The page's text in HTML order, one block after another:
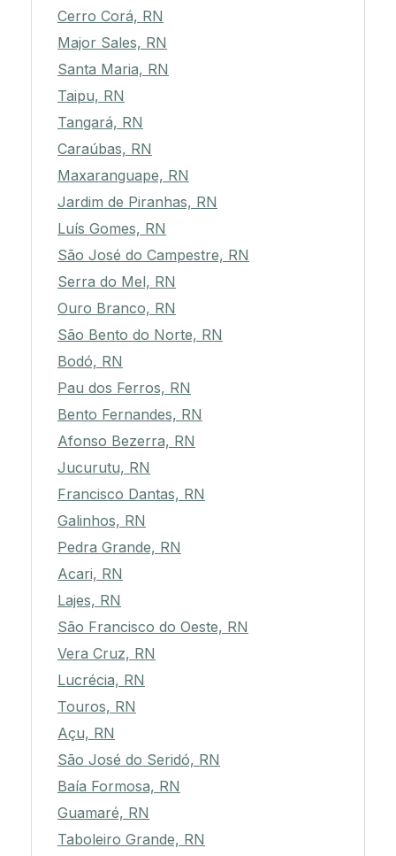
Cerro Corá, RN
Major Sales, RN
Santa Maria, RN
Taipu, RN
Tangará, RN
Caraúbas, RN
Maxaranguape, RN
Jardim de Piranhas, RN
Luís Gomes, RN
São José do Campestre, RN
Serra do Mel, RN
Ouro Branco, RN
São Bento do Norte, RN
Bodó, RN
Pau dos Ferros, RN
Bento Fernandes, RN
Afonso Bezerra, RN
Jucurutu, RN
Francisco Dantas, RN
Galinhos, RN
Pedra Grande, RN
Acari, RN
Lajes, RN
São Francisco do Oeste, RN
Vera Cruz, RN
Lucrécia, RN
Touros, RN
Açu, RN
São José do Seridó, RN
Baía Formosa, RN
Guamaré, RN
Taboleiro Grande, RN